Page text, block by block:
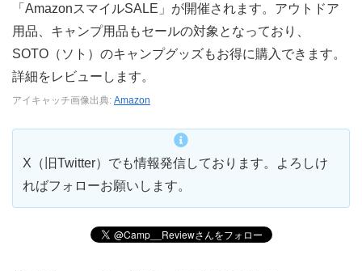
「AmazonスマイルSALE」が開催されます。アウトドア
用品、キャンプ用品もセールの対象となっており、
SOTO（ソト）のキャンプグッズもお得に購入できます。
詳細をレビューします。
アイキャッチ画像出典: Amazon
X（旧Twitter）でも情報発信しております。よろしけ
ればフォローお願いします。